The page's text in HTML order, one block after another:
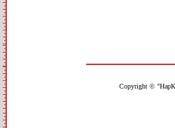
Copyright ©